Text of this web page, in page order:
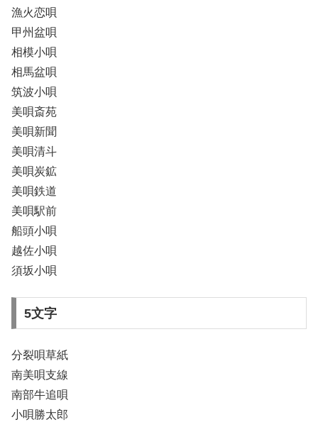
漁火恋唄
甲州盆唄
相模小唄
相馬盆唄
筑波小唄
美唄斎苑
美唄新聞
美唄清斗
美唄炭鉱
美唄鉄道
美唄駅前
船頭小唄
越佐小唄
須坂小唄
5文字
分裂唄草紙
南美唄支線
南部牛追唄
小唄勝太郎